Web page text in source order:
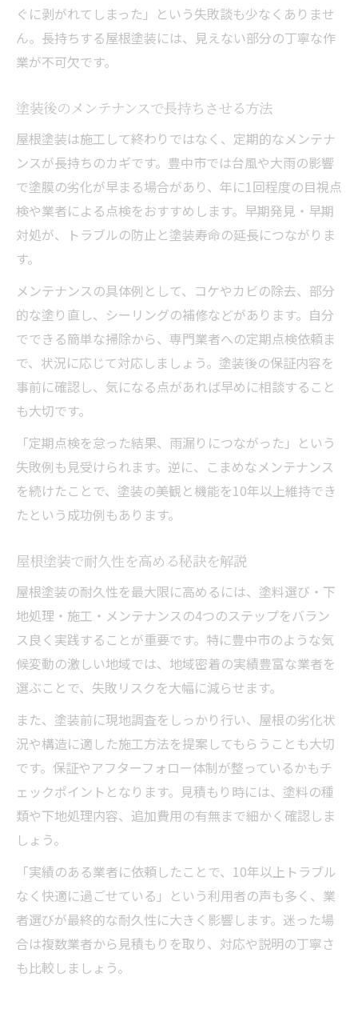
ぐに剥がれてしまった」という失敗談も少なくありませ
ん。長持ちする屋根塗装には、見えない部分の丁寧な作
業が不可欠です。
塗装後のメンテナンスで長持ちさせる方法
屋根塗装は施工して終わりではなく、定期的なメンテナ
ンスが長持ちのカギです。豊中市では台風や大雨の影響
で塗膜の劣化が早まる場合があり、年に1回程度の目視点
検や業者による点検をおすすめします。早期発見・早期
対処が、トラブルの防止と塗装寿命の延長につながりま
す。
メンテナンスの具体例として、コケやカビの除去、部分
的な塗り直し、シーリングの補修などがあります。自分
でできる簡単な掃除から、専門業者への定期点検依頼ま
で、状況に応じて対応しましょう。塗装後の保証内容を
事前に確認し、気になる点があれば早めに相談すること
も大切です。
「定期点検を怠った結果、雨漏りにつながった」という
失敗例も見受けられます。逆に、こまめなメンテナンス
を続けたことで、塗装の美観と機能を10年以上維持でき
たという成功例もあります。
屋根塗装で耐久性を高める秘訣を解説
屋根塗装の耐久性を最大限に高めるには、塗料選び・下
地処理・施工・メンテナンスの4つのステップをバラン
ス良く実践することが重要です。特に豊中市のような気
候変動の激しい地域では、地域密着の実績豊富な業者を
選ぶことで、失敗リスクを大幅に減らせます。
また、塗装前に現地調査をしっかり行い、屋根の劣化状
況や構造に適した施工方法を提案してもらうことも大切
です。保証やアフターフォロー体制が整っているかもチ
ェックポイントとなります。見積もり時には、塗料の種
類や下地処理内容、追加費用の有無まで細かく確認しま
しょう。
「実績のある業者に依頼したことで、10年以上トラブル
なく快適に過ごせている」という利用者の声も多く、業
者選びが最終的な耐久性に大きく影響します。迷った場
合は複数業者から見積もりを取り、対応や説明の丁寧さ
も比較しましょう。